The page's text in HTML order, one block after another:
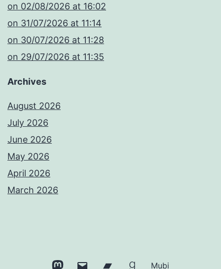
​on 02/08/2026 at 16:02
​on 31/07/2026 at 11:14
​on 30/07/2026 at 11:28
​on 29/07/2026 at 11:35
Archives
August 2026
July 2026
June 2026
May 2026
April 2026
March 2026
MastodonEmail BandcampGoodreads
Mubi